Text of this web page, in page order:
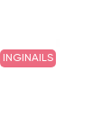
INGINAILS